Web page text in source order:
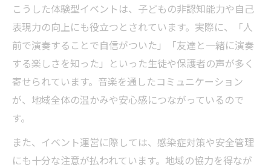
こうした体験型イベントは、子どもの非認知能力や自己
表現力の向上にも役立つとされています。実際に、「人
前で演奏することで自信がついた」「友達と一緒に演奏
する楽しさを知った」といった生徒や保護者の声が多く
寄せられています。音楽を通したコミュニケーション
が、地域全体の温かみや安心感につながっているので
す。
また、イベント運営に際しては、感染症対策や安全管理
にも十分な注意が払われています。地域の協力を得なが